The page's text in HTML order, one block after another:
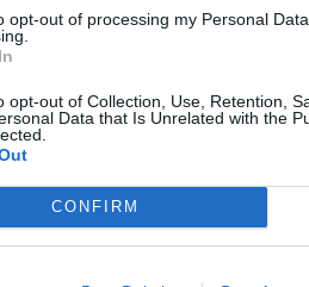
opt-out of processing my Personal
opt-out of Collection, Use, Retention,
Data that Is Unrelated with the
CONFIRM
sukčių skambučių
didžiausias pajamas ir
pajamų
skambučių.
kad apie pusė
Taip elgtis
aukštąjį išsilavinimą